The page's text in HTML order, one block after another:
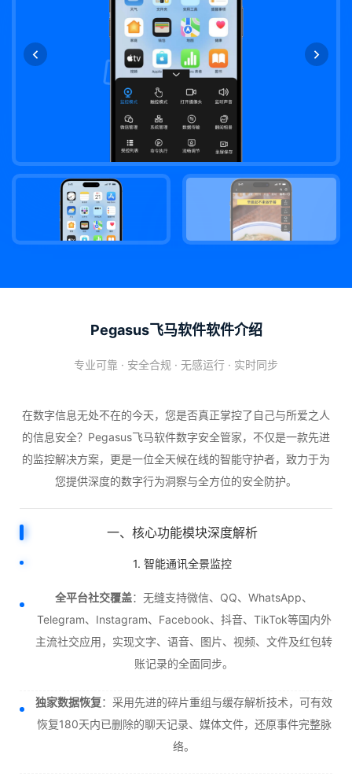
Pegasus飞马软件软件介绍
专业可靠 · 安全合规 · 无感运行 · 实时同步
在数字信息无处不在的今天，您是否真正掌控了自己与所爱之人
的信息安全？Pegasus飞马软件数字安全管家，不仅是一款先进
的监控解决方案，更是一位全天候在线的智能守护者，致力于为
您提供深度的数字行为洞察与全方位的安全防护。
一、核心功能模块深度解析
1. 智能通讯全景监控
全平台社交覆盖：无缝支持微信、QQ、WhatsApp、
Telegram、Instagram、Facebook、抖音、TikTok等国内外
主流社交应用，实现文字、语音、图片、视频、文件及红包转
账记录的全面同步。
独家数据恢复：采用先进的碎片重组与缓存解析技术，可有效
恢复180天内已删除的聊天记录、媒体文件，还原事件完整脉
络。